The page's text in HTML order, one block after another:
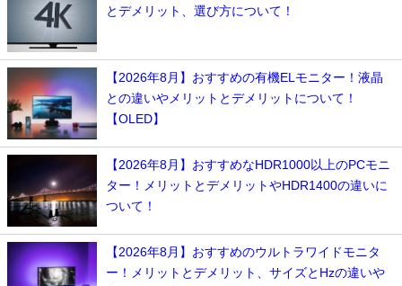
とデメリット、選び方について！
【2026年8月】おすすめの有機ELモニター！液晶
との違いやメリットとデメリットについて！
【OLED】
【2026年8月】おすすめなHDR1000以上のPCモニ
ター！メリットとデメリットやHDR1400の違いに
ついて！
【2026年8月】おすすめのウルトラワイドモニタ
ー！メリットとデメリット、サイズとHzの違いや